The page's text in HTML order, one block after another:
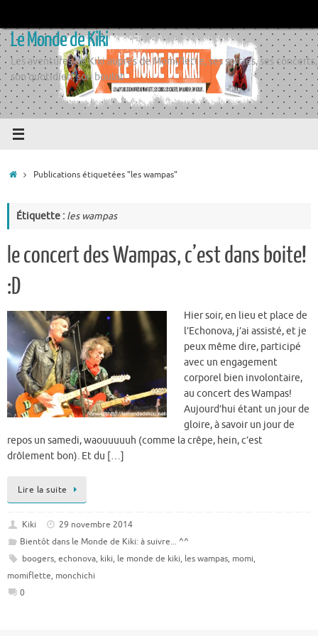
contenu
Le Monde de Kiki
Les aventures de Kiki auprès de Momiflette, ses sorties, ses concerts,
son quotidien, son boulot
AccueilPublications étiquetées "les wampas"
Étiquette : les wampas
le concert des Wampas, c’est dans boite!
:D
Hier soir, en lieu et place de
l’Echonova, j’ai assisté, et je
peux même dire, participé
avec un engagement
corporel bien involontaire,
au concert des Wampas!
Aujourd’hui étant un jour de
gloire, à savoir un jour de
repos un samedi, waouuuuuh (comme la crêpe, hein, c’est
drôlement bon). Et du […]
Lire la suite
Kiki
29 novembre 2014
Bientôt dans le Monde de Kiki: à suivre... ^^
boogers, echonova, kiki, le monde de kiki, les wampas, momi,
momiflette, monchichi
0